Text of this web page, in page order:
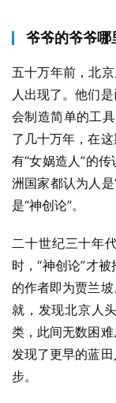
爷爷的爷爷哪
五十万年前，北
人出现了。他们
会制造简单的工具
了几十万年，在
有“女娲造人”的
洲国家都认为人
是“神创论”。
二十世纪三十年
时，“神创论”才
的作者即为贾兰
就，发现北京人
类，此间无数困
发现了更早的蓝
步。